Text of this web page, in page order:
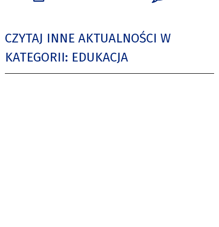
CZYTAJ INNE AKTUALNOŚCI W
KATEGORII: EDUKACJA